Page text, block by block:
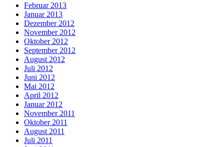
Februar 2013
Januar 2013
Dezember 2012
November 2012
Oktober 2012
September 2012
August 2012
Juli 2012
Juni 2012
Mai 2012
April 2012
Januar 2012
November 2011
Oktober 2011
August 2011
Juli 2011